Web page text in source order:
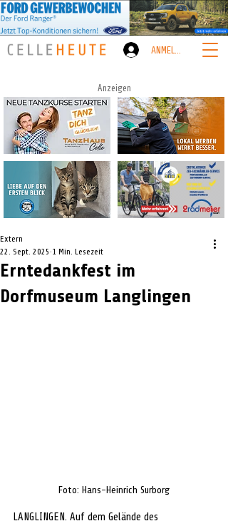
ANMELDEN
Anzeigen
Erntedankfest im
Dorfmuseum Langlingen
Extern
22. Sept. 2025 1 Min. Lesezeit
Foto: Hans-Heinrich Surborg
LANGLINGEN. Auf dem Gelände des